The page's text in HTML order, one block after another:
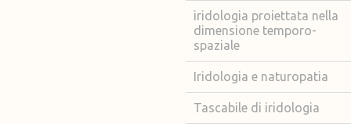
iridologia proiettata nella
dimensione temporo-
spaziale
Iridologia e naturopatia
Tascabile di iridologia